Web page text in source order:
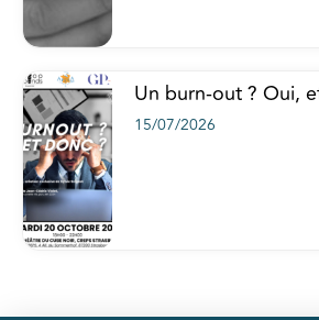
Un burn-out ? Oui,
15/07/2026